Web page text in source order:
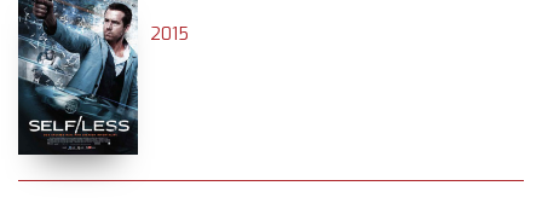
2015